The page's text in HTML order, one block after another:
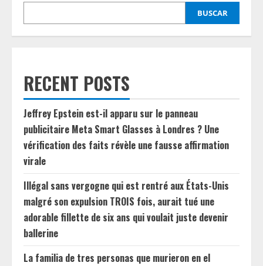
BUSCAR
RECENT POSTS
Jeffrey Epstein est-il apparu sur le panneau
publicitaire Meta Smart Glasses à Londres ? Une
vérification des faits révèle une fausse affirmation
virale
Illégal sans vergogne qui est rentré aux États-Unis
malgré son expulsion TROIS fois, aurait tué une
adorable fillette de six ans qui voulait juste devenir
ballerine
La familia de tres personas que murieron en el